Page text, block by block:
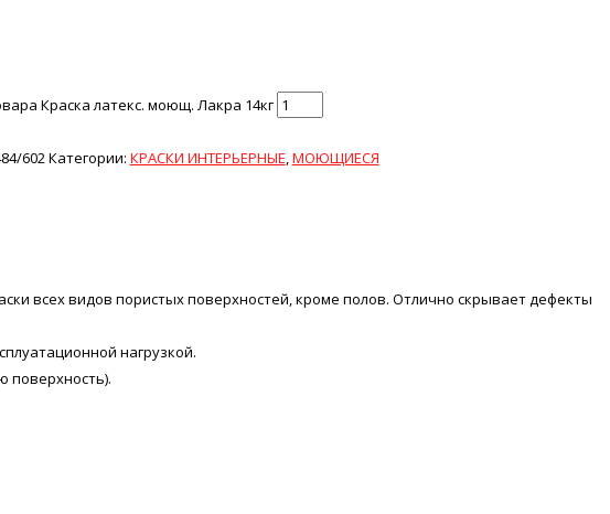
Краска латекс. моющ. Лакра 14кг
602Категории: КРАСКИ ИНТЕРЬЕРНЫЕ,МОЮЩИЕСЯ
всех видов пористых поверхностей, кроме полов. Отлично скрывает дефекты
нагрузкой.
поверхность).